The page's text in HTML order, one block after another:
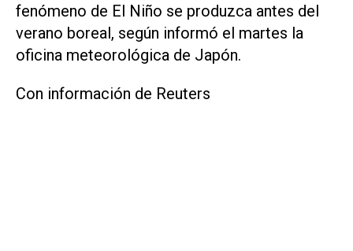
fenómeno de El Niño se produzca antes del
verano boreal, según informó el martes la
oficina meteorológica de Japón.
Con información de Reuters